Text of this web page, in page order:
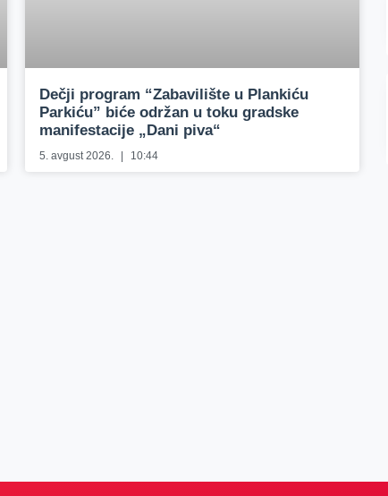
Dečji program “Zabavilište u Plankiću
Parkiću” biće održan u toku gradske
manifestacije „Dani piva“
5. avgust 2026. 10:44